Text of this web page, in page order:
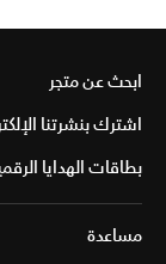
ابحث عن متجر
اشترك بنشرتنا
بطاقات الهدايا
مساعدة